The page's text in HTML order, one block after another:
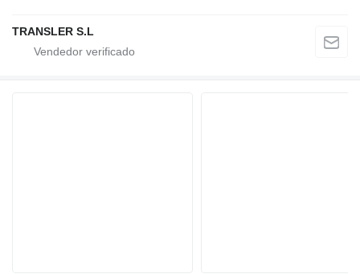
TRANSLER S.L